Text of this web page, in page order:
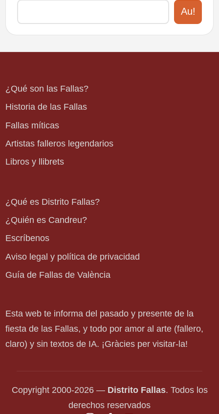
Au!
¿Qué son las Fallas?
Historia de las Fallas
Fallas míticas
Artistas falleros legendarios
Libros y llibrets
¿Qué es Distrito Fallas?
¿Quién es Candreu?
Escríbenos
Aviso legal y política de privacidad
Guía de Fallas de València
Esta web te informa del pasado y presente de la
fiesta de las Fallas, y todo por amor al arte (fallero,
claro) y sin textos de IA. ¡Gràcies per visitar-la!
Copyright 2000-2026 — Distrito Fallas. Todos los
derechos reservados